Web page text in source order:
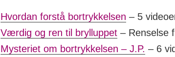
Hvordan forstå bortrykkelsen – 5
Værdig og ren til brylluppet – Renselse
Mysteriet om bortrykkelsen – J.P. – 6